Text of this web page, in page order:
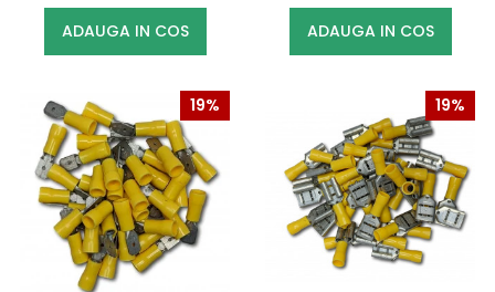
ADAUGA IN COS ADAUGA IN COS
19% 19%